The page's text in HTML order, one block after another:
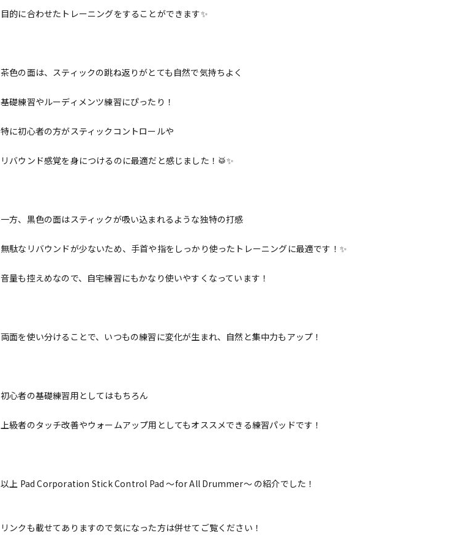
目的に合わせたトレーニングをすることができます✨
茶色の面は、スティックの跳ね返りがとても自然で気持ちよく
基礎練習やルーディメンツ練習にぴったり！
特に初心者の方がスティックコントロールや
リバウンド感覚を身につけるのに最適だと感じました！🥁✨
一方、黒色の面はスティックが吸い込まれるような独特の打感
無駄なリバウンドが少ないため、手首や指をしっかり使ったトレーニングに最適です！✨
音量も控えめなので、自宅練習にもかなり使いやすくなっています！
両面を使い分けることで、いつもの練習に変化が生まれ、自然と集中力もアップ！
初心者の基礎練習用としてはもちろん
上級者のタッチ改善やウォームアップ用としてもオススメできる練習パッドです！
以上 Pad Corporation Stick Control Pad ～for All Drummer～ の紹介でした！
リンクも載せてありますので気になった方は併せてご覧ください！